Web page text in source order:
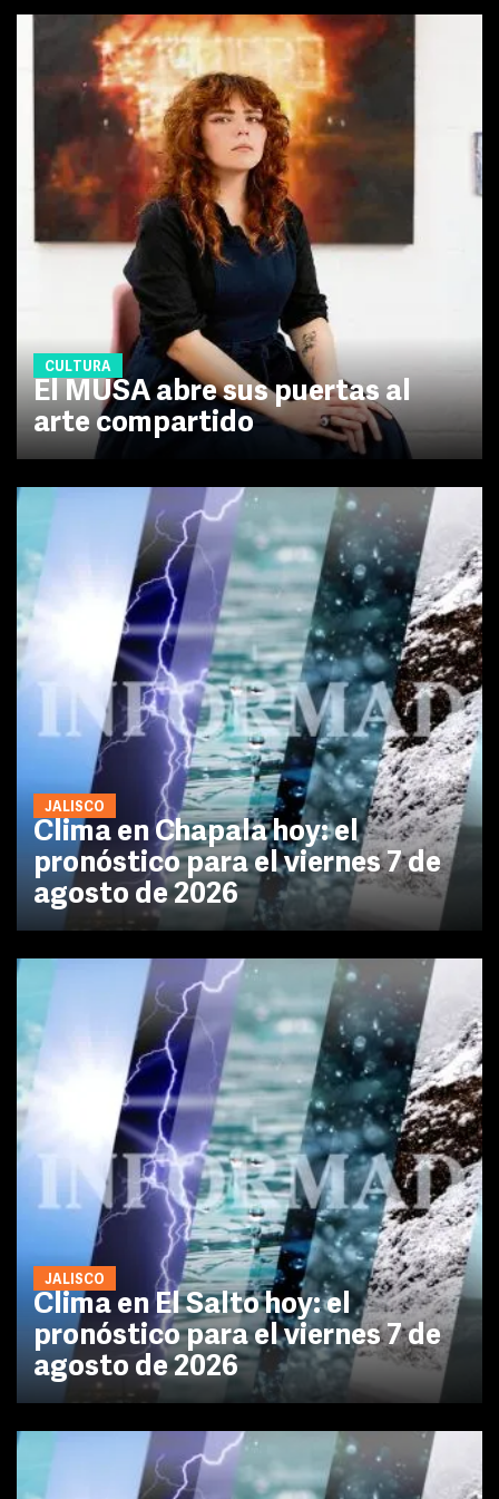
CULTURA
El MUSA abre sus puertas al
arte compartido
JALISCO
Clima en Chapala hoy: el
pronóstico para el viernes 7 de
agosto de 2026
JALISCO
Clima en El Salto hoy: el
pronóstico para el viernes 7 de
agosto de 2026